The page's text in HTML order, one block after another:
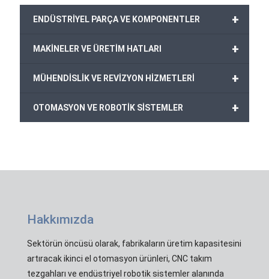
+
ENDÜSTRİYEL PARÇA VE KOMPONENTLER
+
MAKİNELER VE ÜRETİM HATLARI
+
MÜHENDİSLİK VE REVİZYON HİZMETLERİ
+
OTOMASYON VE ROBOTİK SİSTEMLER
Hakkımızda
Sektörün öncüsü olarak, fabrikaların üretim kapasitesini
artıracak ikinci el otomasyon ürünleri, CNC takım
tezgahları ve endüstriyel robotik sistemler alanında